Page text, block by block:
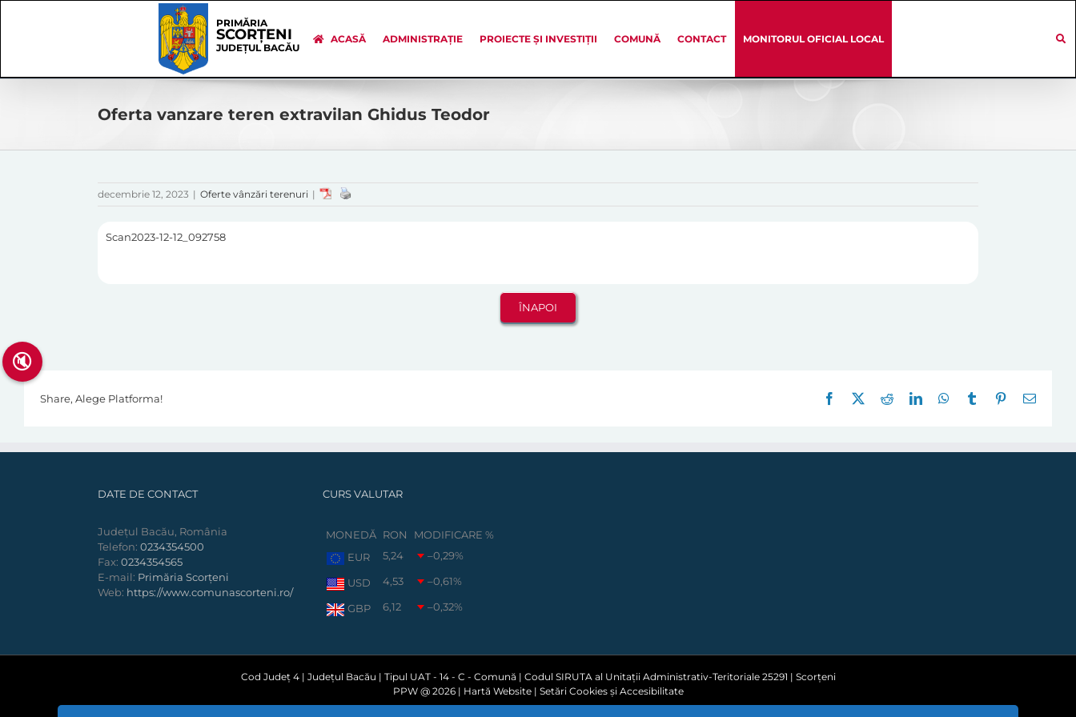
PRIMĂRIA
SCORȚENI
JUDEȚUL BACĂU
ACASĂ ADMINISTRAȚIE PROIECTE ȘI INVESTIȚII COMUNĂ CONTACT MONITORUL OFICIAL LOCAL
Oferta vanzare teren extravilan Ghidus Teodor
decembrie 12, 2023 | Oferte vânzări terenuri |
Scan2023-12-12_092758
Share, Alege Platforma! Facebook RedditLinkedInWhatsApp
Tumblr Pinterest
E-
DATE DE CONTACT
Județul Bacău, România
Telefon: 0234354500
Fax: 0234354565
E-mail: Primăria Scorțeni
Web: https://www.comunascorteni.ro/
CURS VALUTAR
MONEDĂ RON
MODIFICARE %
EUR
5,24 –0,29%
USD 4,53 –0,61%
GBP 6,12 –0,32%
Cod Județ 4 | Județul Bacău | Tipul UAT - 14 - C - Comună | Codul SIRUTA al Unitații Administrativ-Teritoriale 25291 | Scorțeni
PPW @ 2026 | Hartă Website| Setări Cookies și Accesibilitate
🔇